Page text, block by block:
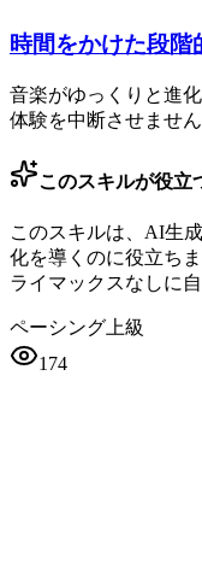
時間をかけた段階
音楽がゆっくりと進
体験を中断させません
このスキルが役立
このスキルは、AI生
化を導くのに役立ち
ライマックスなしに
ペーシング 上級
174